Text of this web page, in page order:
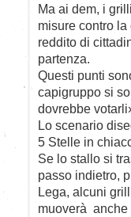
Ma ai dem, i
misure contro
reddito di
partenza.
Questi punti
capigruppo si
dovrebbe
Lo scenario
5 Stelle in
Se lo stallo si
passo indietro,
Lega, alcuni
muoverà anche